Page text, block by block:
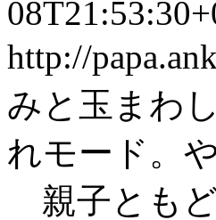
http://
みと玉まわ
れモード。
親子とも